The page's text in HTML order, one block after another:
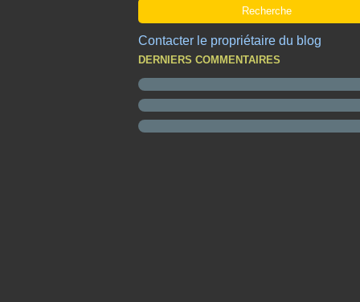
Contacter le propriétaire du blog
DERNIERS COMMENTAIRES